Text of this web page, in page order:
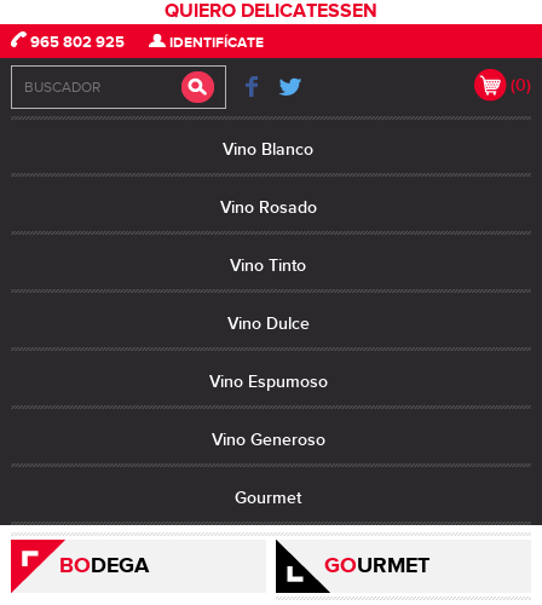
965 802 925 IDENTIFÍCATE
(0)
Vino Blanco
Vino Rosado
Vino Tinto
Vino Dulce
Vino Espumoso
Vino Generoso
Gourmet
QUIERO DELICATESSEN
BODEGA GOURMET